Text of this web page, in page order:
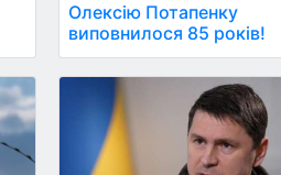
Олексію Потапенку
виповнилося 85 років!